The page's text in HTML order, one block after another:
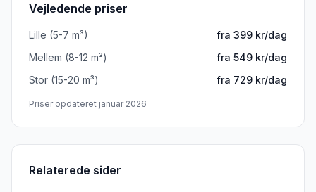
Vejledende priser
Lille (5-7 m³)
fra 399 kr/dag
Mellem (8-12 m³)
fra 549 kr/dag
Stor (15-20 m³)
fra 729 kr/dag
Priser opdateret januar 2026
Relaterede sider